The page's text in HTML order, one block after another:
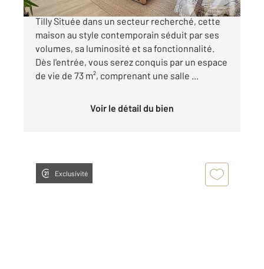
SAINT-FARGEAU-PONTHIERRY, Hameau de
Tilly Située dans un secteur recherché, cette
maison au style contemporain séduit par ses
volumes, sa luminosité et sa fonctionnalité.
Dès l'entrée, vous serez conquis par un espace
de vie de 73 m², comprenant une salle ...
Voir le détail du bien
Exclusivité